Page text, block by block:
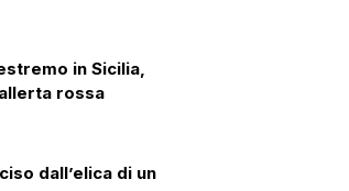
in Sicilia,
rossa
dall’elica di un